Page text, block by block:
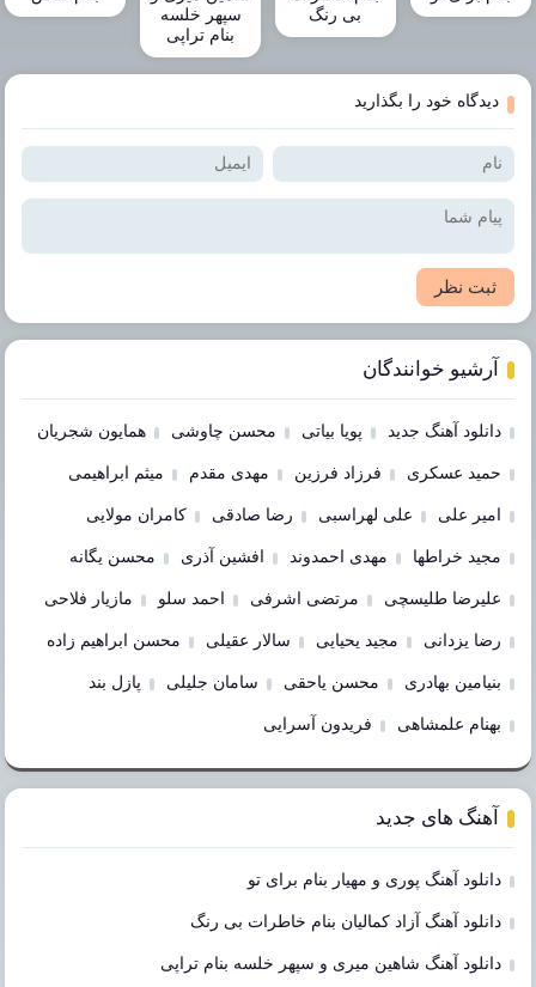
بی رنگ
سپهر خلسه
بنام تراپی
دیدگاه خود را بگذارید
ثبت نظر
آرشیو خوانندگان
دانلود آهنگ جدید پویا بیاتی محسن چاوشی همایون شجریان
حمید عسکری فرزاد فرزین مهدی مقدم میثم ابراهیمی
امیر علی علی لهراسبی رضا صادقی کامران مولایی
مجید خراطها مهدی احمدوند افشین آذری محسن یگانه
علیرضا طلیسچی مرتضی اشرفی احمد سلو مازیار فلاحی
رضا یزدانی مجید یحیایی سالار عقیلی محسن ابراهیم زاده
بنیامین بهادری محسن یاحقی سامان جلیلی پازل بند
بهنام علمشاهی فریدون آسرایی
آهنگ های جدید
دانلود آهنگ پوری و مهیار بنام برای تو
دانلود آهنگ آزاد کمالیان بنام خاطرات بی رنگ
دانلود آهنگ شاهین میری و سپهر خلسه بنام تراپی